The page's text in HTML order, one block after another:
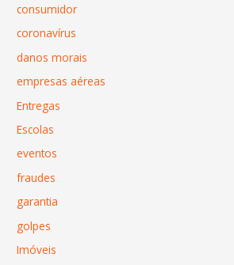
consumidor
coronavírus
danos morais
empresas aéreas
Entregas
Escolas
eventos
fraudes
garantia
golpes
Imóveis